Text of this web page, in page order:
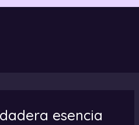
esencia